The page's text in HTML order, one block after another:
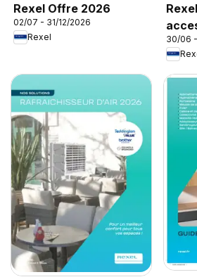
Rexel Offre 2026
02/07 - 31/12/2026
Rexel
30/06